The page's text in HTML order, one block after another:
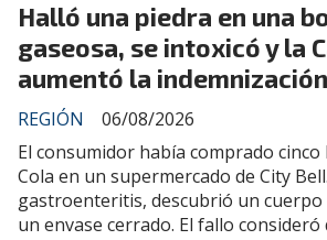
Halló una piedra en una
gaseosa, se intoxicó y la
aumentó la indemnización
REGIÓN
06/08/2026
El consumidor había comprado cinco
Cola en un supermercado de City
gastroenteritis, descubrió un
un envase cerrado. El fallo consideró